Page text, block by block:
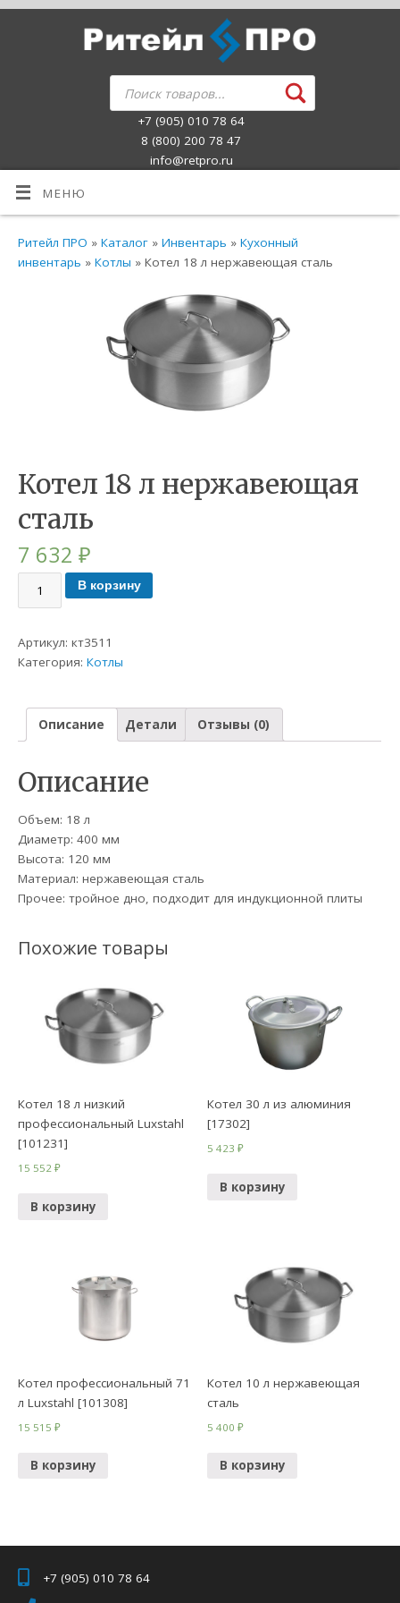
+7 (905) 010 78 64
8 (800) 200 78 47
info@retpro.ru
МЕНЮ
Ритейл ПРО »Каталог »Инвентарь »Кухонный
инвентарь »Котлы » Котел 18 л нержавеющая сталь
Котел 18 л нержавеющая
сталь
7 632₽
В корзину
Артикул:кт3511
Категория:Котлы
Описание Детали Отзывы (0)
Описание
Объем: 18 л
Диаметр: 400 мм
Высота: 120 мм
Материал: нержавеющая сталь
Прочее: тройное дно, подходит для индукционной плиты
Похожие товары
Котел 18 л низкий
профессиональный Luxstahl
[101231]
15 552₽
В корзину
Котел 30 л из алюминия
[17302]
5 423₽
В корзину
Котел профессиональный 71
л Luxstahl [101308]
15 515₽
В корзину
Котел 10 л нержавеющая
сталь
5 400₽
В корзину
+7 (905) 010 78 64